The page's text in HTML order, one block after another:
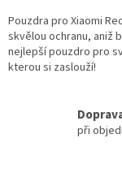
Pouzdra pro Xiaomi
skvělou ochranu, aniž
nejlepší pouzdro pro
kterou si zaslouží!
při